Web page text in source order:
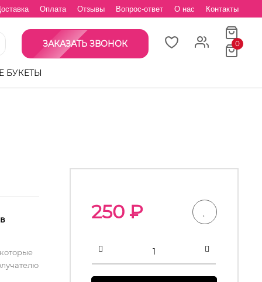
Оплата Отзывы Вопрос-ответ О нас Контакты
ЗАКАЗАТЬ ЗВОНОК 0
БУКЕТЫ
250₽